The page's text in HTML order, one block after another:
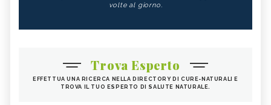
volte al giorno.
Trova Esperto
EFFETTUA UNA RICERCA NELLA DIRECTORY DI CURE-NATURALI E
TROVA IL TUO ESPERTO DI SALUTE NATURALE.